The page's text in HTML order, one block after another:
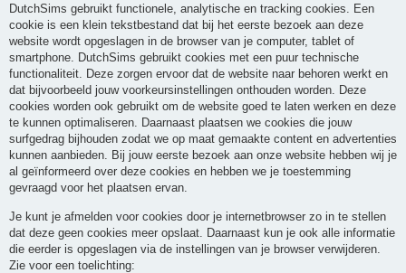
DutchSims gebruikt functionele, analytische en tracking cookies. Een
cookie is een klein tekstbestand dat bij het eerste bezoek aan deze
website wordt opgeslagen in de browser van je computer, tablet of
smartphone. DutchSims gebruikt cookies met een puur technische
functionaliteit. Deze zorgen ervoor dat de website naar behoren werkt en
dat bijvoorbeeld jouw voorkeursinstellingen onthouden worden. Deze
cookies worden ook gebruikt om de website goed te laten werken en deze
te kunnen optimaliseren. Daarnaast plaatsen we cookies die jouw
surfgedrag bijhouden zodat we op maat gemaakte content en advertenties
kunnen aanbieden. Bij jouw eerste bezoek aan onze website hebben wij je
al geïnformeerd over deze cookies en hebben we je toestemming
gevraagd voor het plaatsen ervan.
Je kunt je afmelden voor cookies door je internetbrowser zo in te stellen
dat deze geen cookies meer opslaat. Daarnaast kun je ook alle informatie
die eerder is opgeslagen via de instellingen van je browser verwijderen.
Zie voor een toelichting: